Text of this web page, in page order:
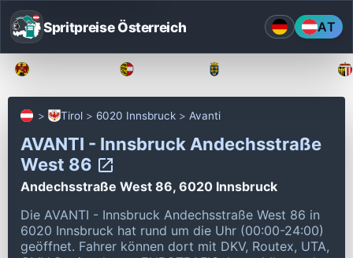
Spritpreise Österreich AT
Tirol 6020 Innsbruck Avanti
AVANTI - Innsbruck Andechsstraße
West 86
Andechsstraße West 86, 6020 Innsbruck
Die AVANTI - Innsbruck Andechsstraße West 86 in
6020 Innsbruck hat rund um die Uhr (00:00-24:00)
geöffnet. Fahrer können dort mit DKV, Routex, UTA,